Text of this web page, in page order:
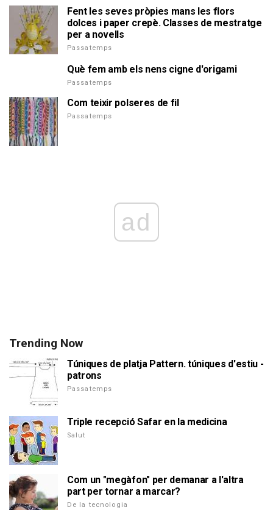
Fent les seves pròpies mans les flors
dolces i paper crepè. Classes de mestratge
per a novells
Passatemps
Què fem amb els nens cigne d'origami
Passatemps
Com teixir polseres de fil
Passatemps
ad
Trending Now
Túniques de platja Pattern. túniques d'estiu -
patrons
Passatemps
Triple recepció Safar en la medicina
Salut
Com un "megàfon" per demanar a l'altra
part per tornar a marcar?
De la tecnologia